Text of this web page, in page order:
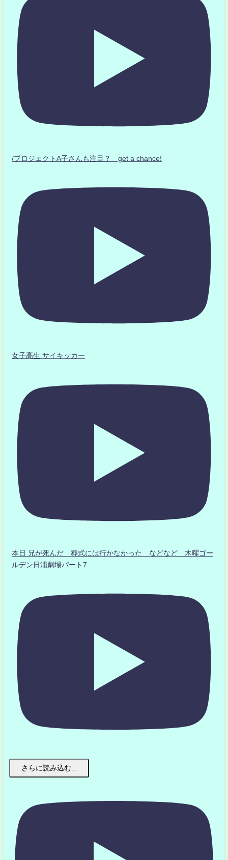
/プロジェクトA子さんも注目？ get a chance!
女子高生 サイキッカー
本日 兄が死んだ 葬式には行かなかった などなど 木曜ゴー
ルデン日浦劇場パート7
さらに読み込む...